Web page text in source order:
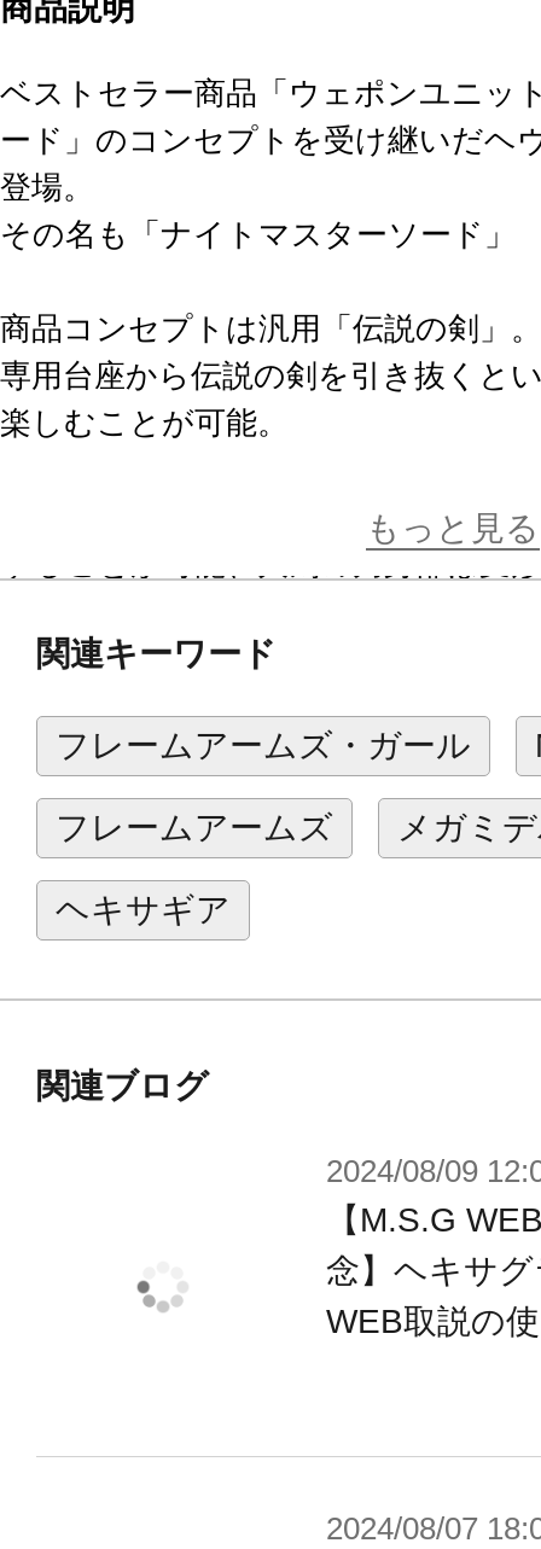
商品説明
ベストセラー商品「ウェポンユニッ
ード」のコンセプトを受け継いだヘ
登場。
その名も「ナイトマスターソード」
商品コンセプトは汎用「伝説の剣」。
専用台座から伝説の剣を引き抜くと
楽しむことが可能。
大剣モードからは内部の聖剣「ナイ
東京、青梅市に本社のある株式会社
株式会社カネバンとは…
金型設計から成形、量産、検品、梱
プ会社を通じた一貫した進行で、フ
する東京発の「製造ベンチャー企業
ップなどのプラスチック射出成形品
また、カネバンはもともと二輪車の
トさせたため、塗装やフィルムをは
技術に関する深い知識を有していま
展開しており、日本の未来への貢献
もっと見る
関連キーワード
フレームアームズ・ガール
フレームアームズ メガミ
ヘキサギア
関連ブログ
2024/08/09
【M.S.G
念】ヘキサ
WEB取説の
2024/08/07